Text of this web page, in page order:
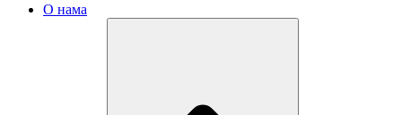
О нама